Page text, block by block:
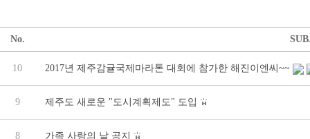
No.
10 2017년 제주감귤국제마라톤 대회에 참가한 해진이엔씨~~
9 제주도 새로운 "도시계획제도" 도입
8 가족 사랑의 날 공지